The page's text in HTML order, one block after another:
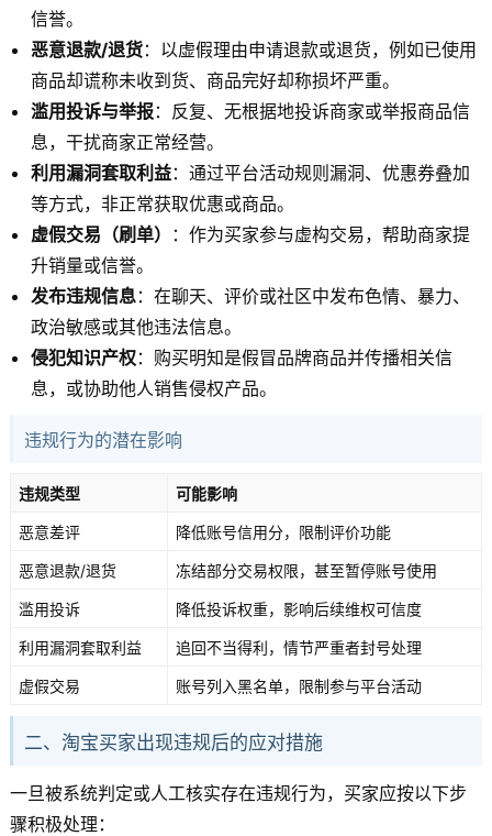
信誉。
恶意退款/退货：以虚假理由申请退款或退货，例如已使用
商品却谎称未收到货、商品完好却称损坏严重。
滥用投诉与举报：反复、无根据地投诉商家或举报商品信
息，干扰商家正常经营。
利用漏洞套取利益：通过平台活动规则漏洞、优惠券叠加
等方式，非正常获取优惠或商品。
虚假交易（刷单）
：作为买家参与虚构交易，帮助商家提
升销量或信誉。
发布违规信息：在聊天、评价或社区中发布色情、暴力、
政治敏感或其他违法信息。
侵犯知识产权：购买明知是假冒品牌商品并传播相关信
息，或协助他人销售侵权产品。
违规行为的潜在影响
违规类型 可能影响
恶意差评 降低账号信用分，限制评价功能
恶意退款/退货 冻结部分交易权限，甚至暂停账号使用
滥用投诉 降低投诉权重，影响后续维权可信度
利用漏洞套取利益 追回不当得利，情节严重者封号处理
虚假交易 账号列入黑名单，限制参与平台活动
二、淘宝买家出现违规后的应对措施
一旦被系统判定或人工核实存在违规行为，买家应按以下步
骤积极处理：